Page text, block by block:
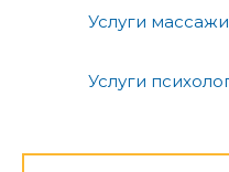
Услуги
Услуги